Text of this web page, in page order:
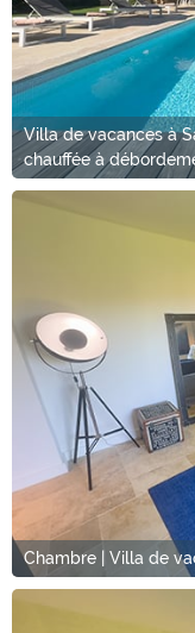
Villa de vacances à
chauffée à
Chambre | Villa de